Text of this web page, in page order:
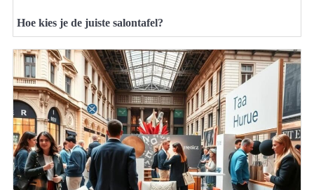
Hoe kies je de juiste salontafel?